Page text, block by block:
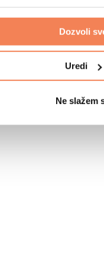
Dozvoli
Uredi
Ne slažem